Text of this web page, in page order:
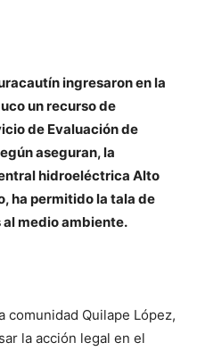
ingresaron en la
un recurso de
de Evaluación de
aseguran, la
hidroeléctrica Alto
ha permitido la tala de
medio ambiente.
comunidad Quilape López,
la acción legal en el